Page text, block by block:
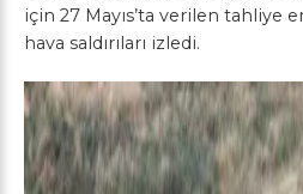
için 27 Mayıs’ta verilen tahliye
hava saldırıları izledi.